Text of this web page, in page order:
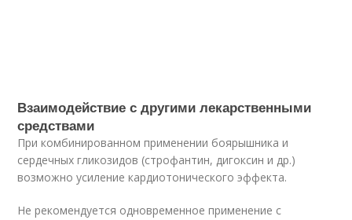
Взаимодействие с другими лекарственными
средствами
При комбинированном применении боярышника и
сердечных гликозидов (строфантин, дигоксин и др.)
возможно усиление кардиотонического эффекта.
Не рекомендуется одновременное применение с